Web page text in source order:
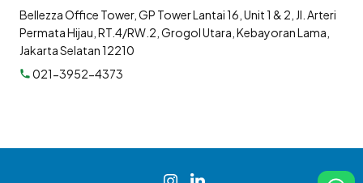
Bellezza Office Tower, GP Tower Lantai 16, Unit 1 & 2, Jl. Arteri
Permata Hijau, RT.4/RW.2, Grogol Utara, Kebayoran Lama,
Jakarta Selatan 12210
021-3952-4373